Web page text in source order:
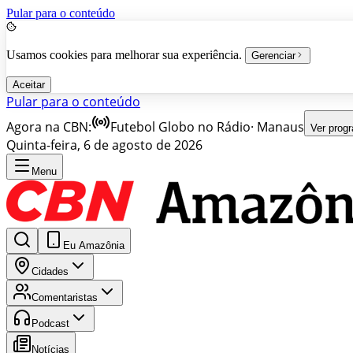
Pular para o conteúdo
Usamos cookies para melhorar sua experiência. Gerenciar
Aceitar
Pular para o conteúdo
Agora na CBN:
Futebol Globo no Rádio· Manaus Ver
Quinta-feira, 6 de agosto de 2026
Menu
Eu Amazônia
Cidades
Comentaristas
Podcast
Notícias